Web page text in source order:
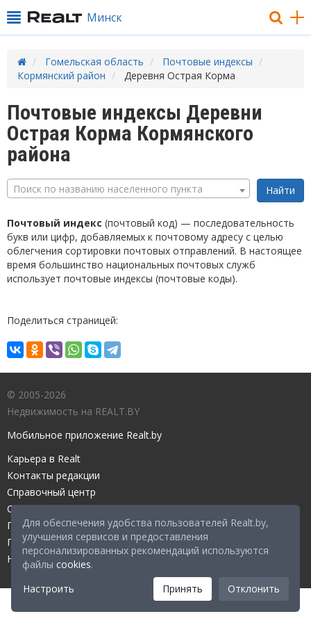
Для обеспечения удобства пользователей Realt.by,
улучшения сервисов и предоставления
персонализированных рекомендаций используются
файлы cookies.
Настроить
Принять Отклонить
Минск
Гомельская область
Почтовые индексы
Кормянский район
Деревня Острая Корма
Почтовые индексы Деревни
Острая Корма Кормянского
района
Поиск по названию населенного пункта
Почтовый индекс (почтовый код) — последовательность
букв или цифр, добавляемых к почтовому адресу с целью
облегчения сортировки почтовых отправлений. В настоящее
время большинство национальных почтовых служб
использует почтовые индексы (почтовые коды).
Поделиться страницей:
© 2005-2026
Недвижимость на REALT.BY
Мобильное приложение Realt.by
Карьера в Realt
Контакты редакции
Справочный центр
Служба поддержки
Прейскурант
Правовые документы
Настройка файлов cookies